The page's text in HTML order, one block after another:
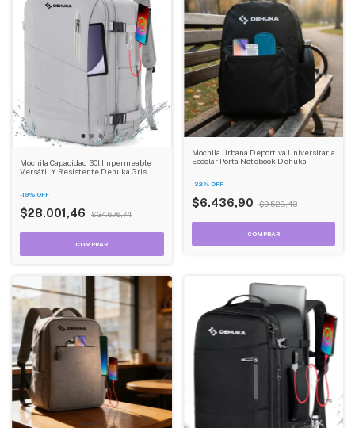
Mochila Capacidad 30l Impermeable
Versátil Y Resistente Dehuka Gris
-19% OFF
$28.001,46 $34.676,74
Mochila Urbana Deportiva Universitaria
Escolar Porta Notebook Dehuka
-32% OFF
$6.436,90 $9.528,43